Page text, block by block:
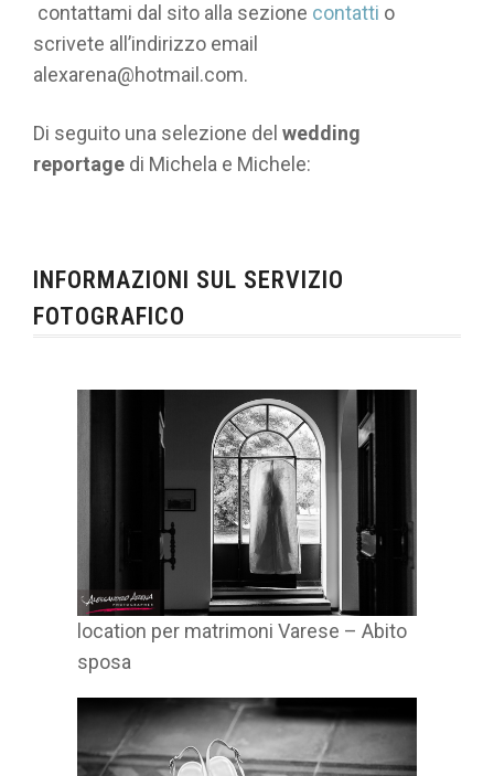
contattami dal sito alla sezione contatti o
scrivete all’indirizzo email
alexarena@hotmail.com.
Di seguito una selezione del wedding
reportage di Michela e Michele:
INFORMAZIONI SUL SERVIZIO
FOTOGRAFICO
location per matrimoni Varese – Abito
sposa